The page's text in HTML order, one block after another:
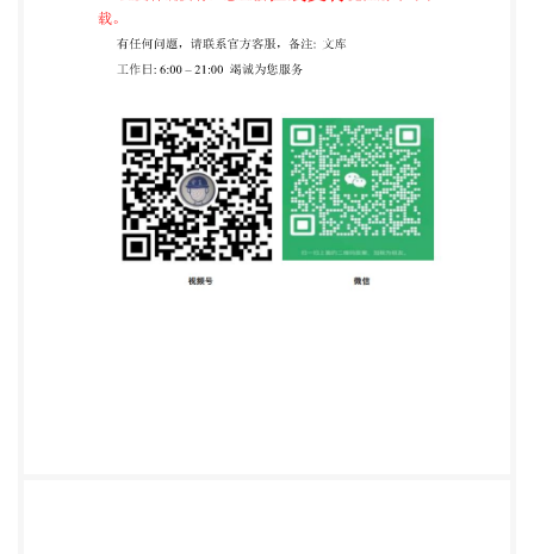
"一增加了附录A单面和单瓦楞纸板的结构图。 本标准
的附录A为规范性附录。 本标准由中国轻工业联合会
口。 本标准起草单位：广东出人境检验检疫局技术中
心、中国制浆造纸研究院、国家纸张质量监督检验 中
心。 本标准主要起草人：周颖红、郭仁宏。